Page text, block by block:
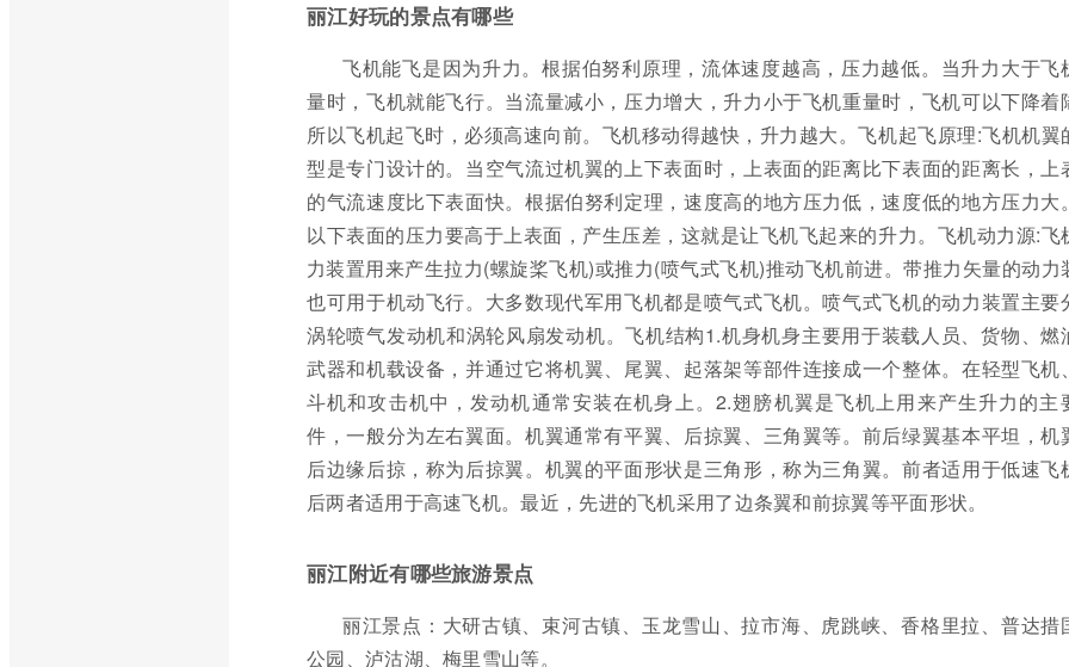
丽江好玩的景点有哪些
飞机能飞是因为升力。根据伯努利原理，流体速度越高，压力越低。当升力大于飞
量时，飞机就能飞行。当流量减小，压力增大，升力小于飞机重量时，飞机可以下降着
所以飞机起飞时，必须高速向前。飞机移动得越快，升力越大。飞机起飞原理:飞机机翼
型是专门设计的。当空气流过机翼的上下表面时，上表面的距离比下表面的距离长，上
的气流速度比下表面快。根据伯努利定理，速度高的地方压力低，速度低的地方压力大
以下表面的压力要高于上表面，产生压差，这就是让飞机飞起来的升力。飞机动力源:飞
力装置用来产生拉力(螺旋桨飞机)或推力(喷气式飞机)推动飞机前进。带推力矢量的动力
也可用于机动飞行。大多数现代军用飞机都是喷气式飞机。喷气式飞机的动力装置主要
涡轮喷气发动机和涡轮风扇发动机。飞机结构1.机身机身主要用于装载人员、货物、燃
武器和机载设备，并通过它将机翼、尾翼、起落架等部件连接成一个整体。在轻型飞机
斗机和攻击机中，发动机通常安装在机身上。2.翅膀机翼是飞机上用来产生升力的主
件，一般分为左右翼面。机翼通常有平翼、后掠翼、三角翼等。前后绿翼基本平坦，机
后边缘后掠，称为后掠翼。机翼的平面形状是三角形，称为三角翼。前者适用于低速飞
后两者适用于高速飞机。最近，先进的飞机采用了边条翼和前掠翼等平面形状。
丽江附近有哪些旅游景点
丽江景点：大研古镇、束河古镇、玉龙雪山、拉市海、虎跳峡、香格里拉、普达措
公园、泸沽湖、梅里雪山等。